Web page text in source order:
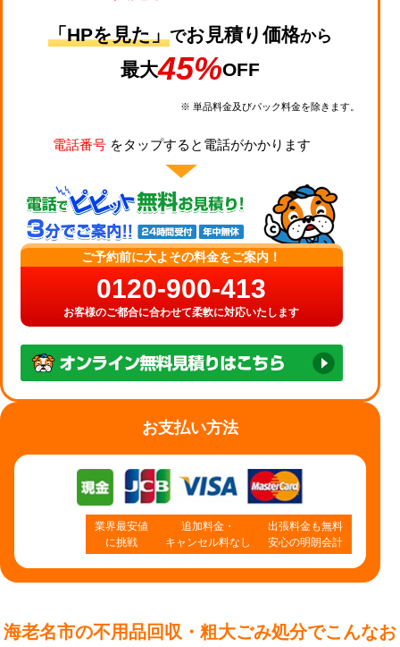
「HPを見た」でお見積り価格から
最大45%OFF
※ 単品料金及びパック料金を除きます。
電話番号をタップすると電話がかかります
ご予約前に大よその料金をご案内！
0120-900-413
お客様のご都合に合わせて柔軟に対応いたします
お支払い方法
業界最安値
に挑戦
追加料金・
キャンセル料なし
出張料金も無料
安心の明朗会計
海老名市の不用品回収・粗大ごみ処分でこんなお